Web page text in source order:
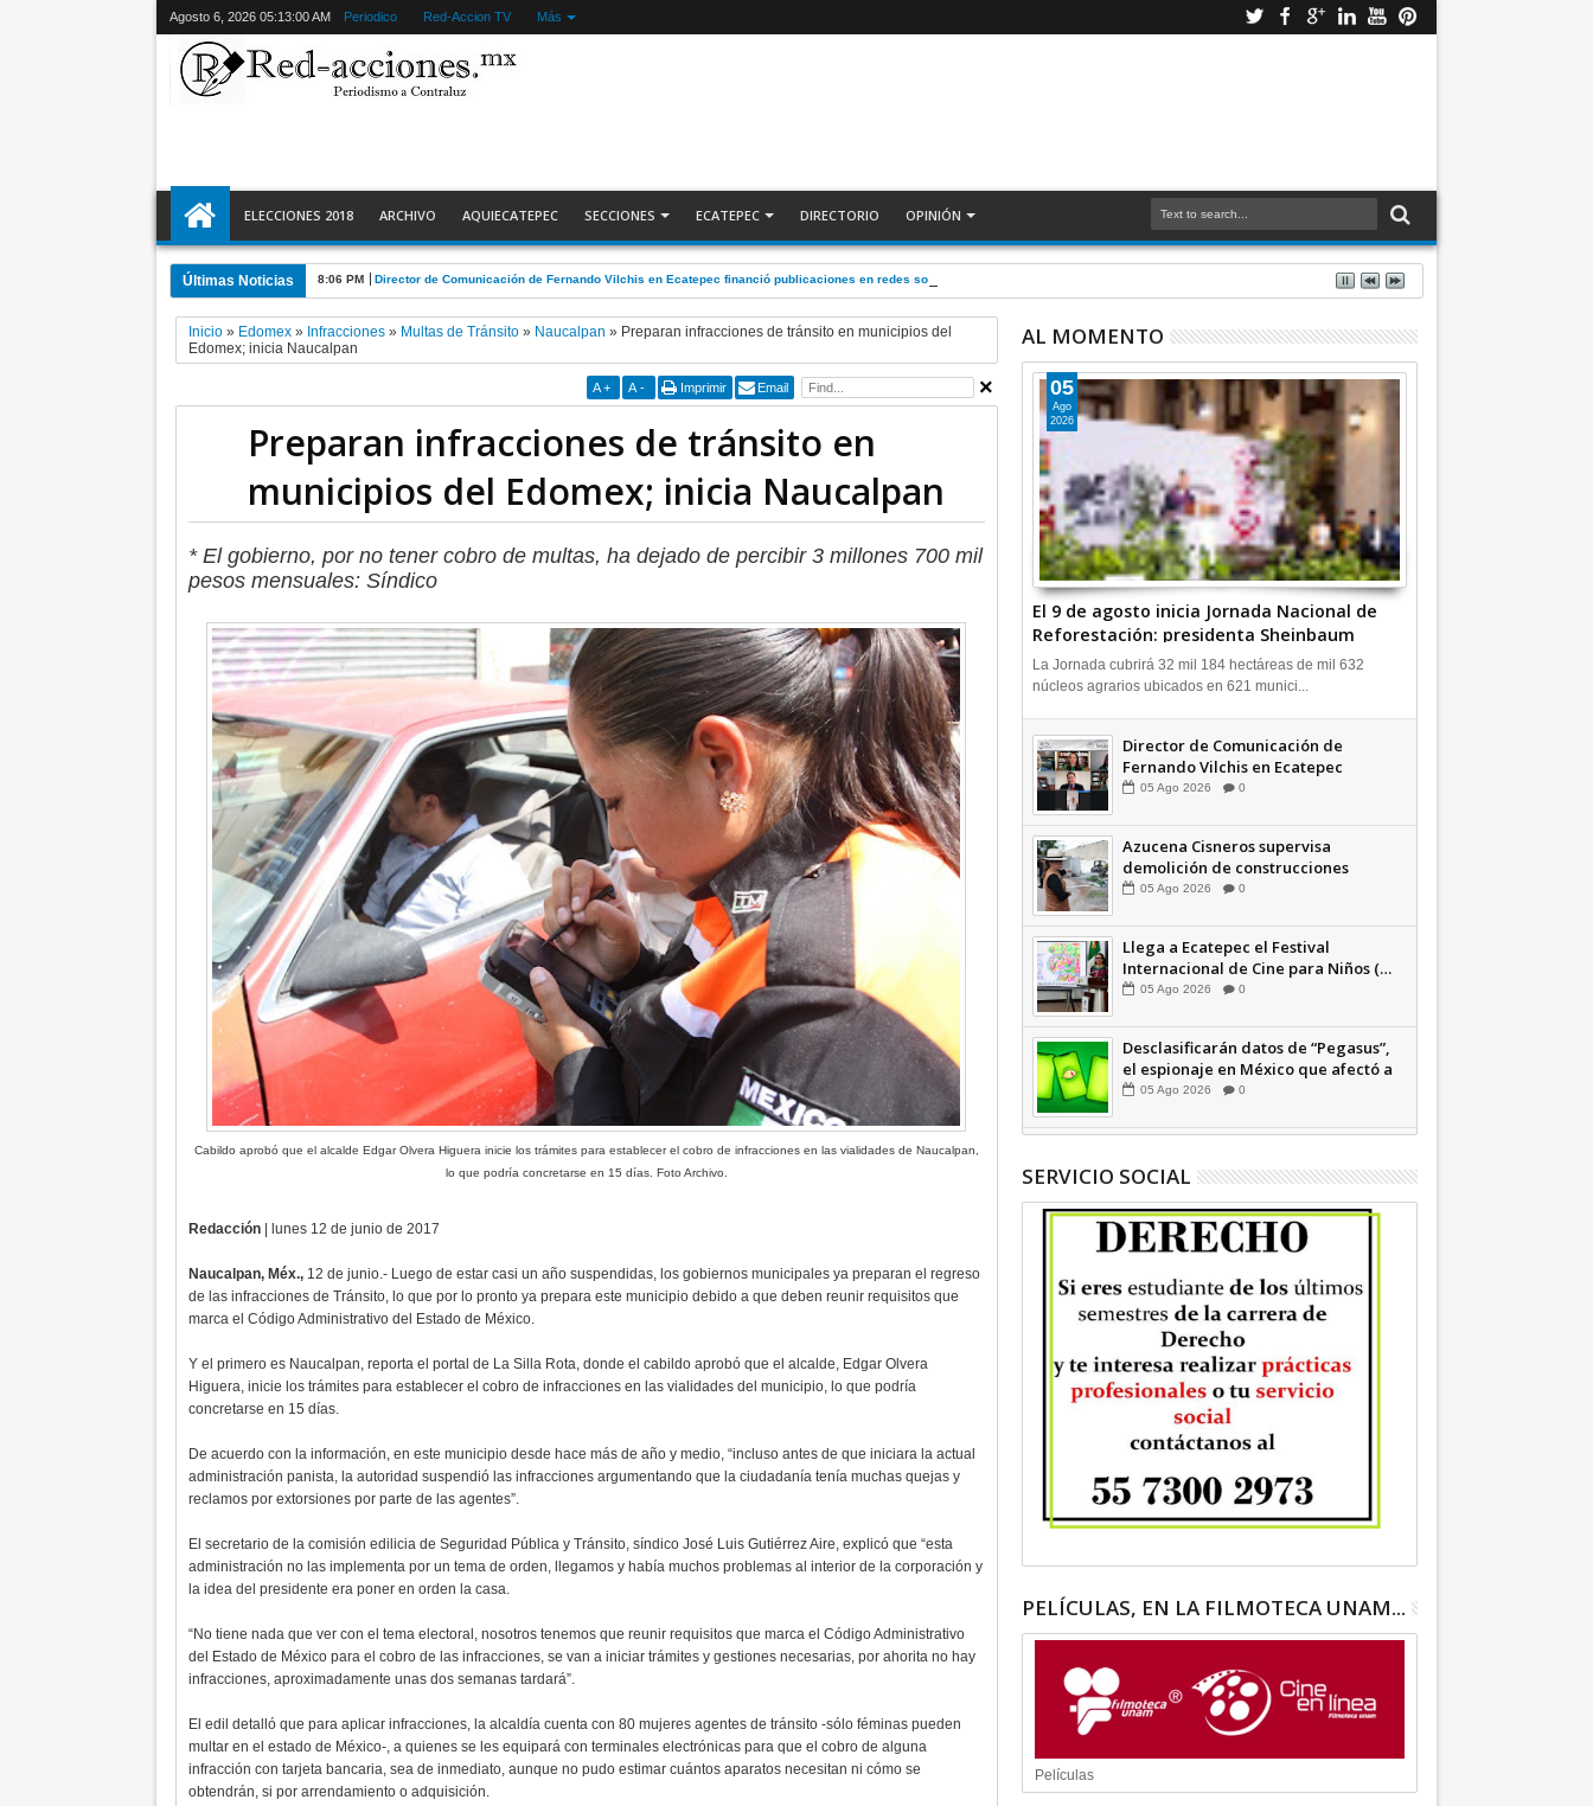
Agosto 6, 2026 05:13:01 AM Periodico Red-Accion TV Más
ELECCIONES 2018 ARCHIVO AQUIECATEPEC SECCIONES ECATEPEC DIRECTORIO OPINIÓN
Últimas Noticias 8:06 PM Director de Comunicación de Fernando Vilchis en Ecatepec financió publicaciones en redes sociales en contra de Azucena Cisneros: TEEM INFORMATIVA
Inicio» Edomex» Infracciones» Multas de Tránsito» Naucalpan » Preparan infracciones de tránsito en municipios del
Edomex; inicia Naucalpan
A + A - Imprimir Email
Preparan infracciones de tránsito en
municipios del Edomex; inicia Naucalpan
* El gobierno, por no tener cobro de multas, ha dejado de percibir 3 millones 700 mil
pesos mensuales: Síndico
Cabildo aprobó que el alcalde Edgar Olvera Higuera inicie los trámites para establecer el cobro de infracciones en las vialidades de Naucalpan,
lo que podría concretarse en 15 días. Foto Archivo.
Redacción| lunes 12 de junio de 2017
Naucalpan, Méx., 12 de junio.- Luego de estar casi un año suspendidas, los gobiernos municipales ya preparan el regreso
de las infracciones de Tránsito, lo que por lo pronto ya prepara este municipio debido a que deben reunir requisitos que
marca el Código Administrativo del Estado de México.
Y el primero es Naucalpan, reporta el portal de La Silla Rota, donde el cabildo aprobó que el alcalde, Edgar Olvera
Higuera, inicie los trámites para establecer el cobro de infracciones en las vialidades del municipio, lo que podría
concretarse en 15 días.
De acuerdo con la información, en este municipio desde hace más de año y medio, “incluso antes de que iniciara la actual
administración panista, la autoridad suspendió las infracciones argumentando que la ciudadanía tenía muchas quejas y
reclamos por extorsiones por parte de las agentes”.
El secretario de la comisión edilicia de Seguridad Pública y Tránsito, síndico José Luis Gutiérrez Aire, explicó que “esta
administración no las implementa por un tema de orden, llegamos y había muchos problemas al interior de la corporación y
la idea del presidente era poner en orden la casa.
“No tiene nada que ver con el tema electoral, nosotros tenemos que reunir requisitos que marca el Código Administrativo
del Estado de México para el cobro de las infracciones, se van a iniciar trámites y gestiones necesarias, por ahorita no hay
infracciones, aproximadamente unas dos semanas tardará”.
El edil detalló que para aplicar infracciones, la alcaldía cuenta con 80 mujeres agentes de tránsito -sólo féminas pueden
multar en el estado de México-, a quienes se les equipará con terminales electrónicas para que el cobro de alguna
infracción con tarjeta bancaria, sea de inmediato, aunque no pudo estimar cuántos aparatos necesitan ni cómo se
obtendrán, si por arrendamiento o adquisición.
AL MOMENTO
El 9 de agosto inicia Jornada Nacional de
Reforestación: presidenta Sheinbaum
+Video INFORMATIVA
05
Ago
2026
La Jornada cubrirá 32 mil 184 hectáreas de mil 632
núcleos agrarios ubicados en 621 munici...
Director de Comunicación de
Fernando Vilchis en Ecatepec
financió publicaciones en redes
Cisneros: TEEM INFORMATIVA
05 Ago 2026 0
Azucena Cisneros supervisa
demolición de construcciones
ilegales en zona federal
05 Ago 2026 0
Llega a Ecatepec el Festival
Internacional de Cine para Niños (…
y no tan Niños) +Video INFORMATIVA
05 Ago 2026 0
Desclasificarán datos de “Pegasus”,
el espionaje en México que afectó a
cientos de periodistas *
05 Ago 2026 0
SERVICIO SOCIAL
PELÍCULAS, EN LA FILMOTECA UNAM...
Películas